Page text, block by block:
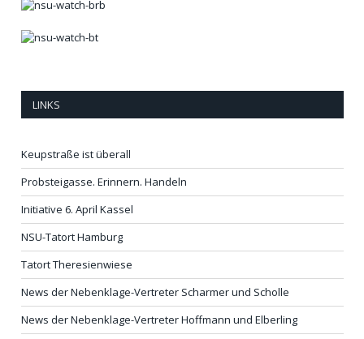
LINKS
Keupstraße ist überall
Probsteigasse. Erinnern. Handeln
Initiative 6. April Kassel
NSU-Tatort Hamburg
Tatort Theresienwiese
News der Nebenklage-Vertreter Scharmer und Scholle
News der Nebenklage-Vertreter Hoffmann und Elberling